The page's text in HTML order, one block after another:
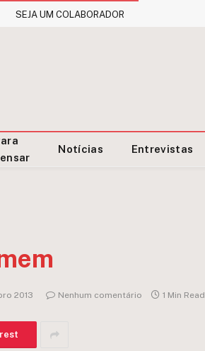
SEJA UM COLABORADOR
Notícias Entrevistas
2013 Nenhum comentário 1 Min Read